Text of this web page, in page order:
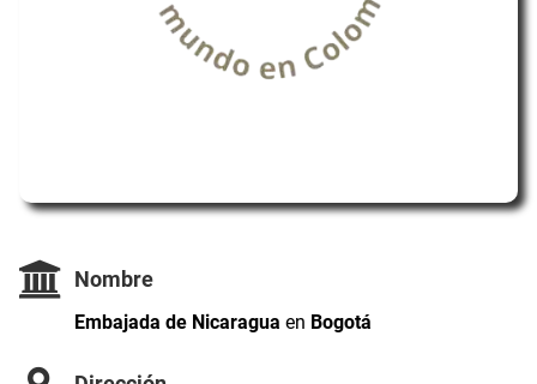
Nombre
Embajada de Nicaragua en Bogotá